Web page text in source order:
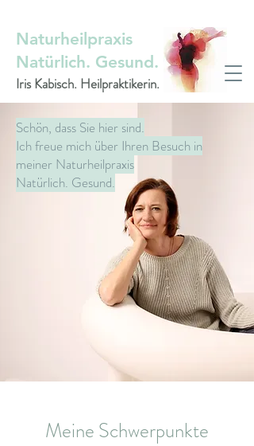
Naturheilpraxis
Natürlich. Gesund.
Iris Kabisch. Heilpraktikerin.
Schön, dass Sie hier sind.
Ich freue mich über Ihren Besuch in
meiner Naturheilpraxis
Natürlich. Gesund.
Meine Schwerpunkte